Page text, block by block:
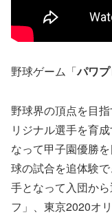
野球ゲーム「パワプ
野球界の頂点を目
リジナル選手を育
なって甲子園優勝
球の試合を追体験
手となって入団か
フ」、東京2020オ